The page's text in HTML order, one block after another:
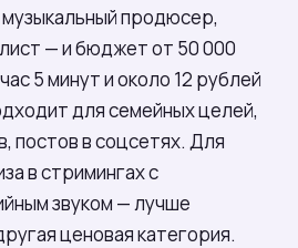
продюсер,
— и бюджет от 50 000
5 минут и около 12 рублей
для семейных целей,
постов в соцсетях. Для
в стримингах с
звуком — лучше
ценовая категория.